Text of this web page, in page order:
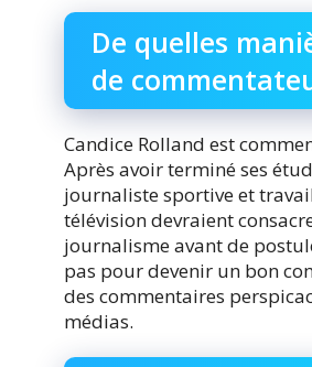
De quelles
de
Candice Rolland est
Après avoir terminé ses
journaliste sportive et
télévision devraient
journalisme avant de
pas pour devenir un bon
des commentaires
médias.